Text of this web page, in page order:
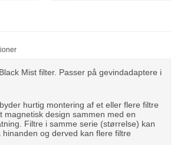
Mist filter. Passer på gevindadaptere i
hurtig montering af et eller flere filtre
design sammen med en
Filtre i samme serie (størrelse) kan
og derved kan flere filtre